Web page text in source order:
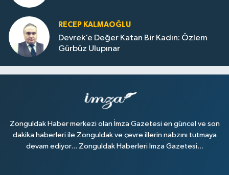
RECEP KALMAOĞLU
Devrek’e Değer Katan Bir Kadın: Özlem
Gürbüz Ulupınar
Zonguldak Haber merkezi olan İmza Gazetesi en güncel ve son
dakika haberleri ile Zonguldak ve çevre illerin nabzını tutmaya
devam ediyor... Zonguldak Haberleri İmza Gazetesi...